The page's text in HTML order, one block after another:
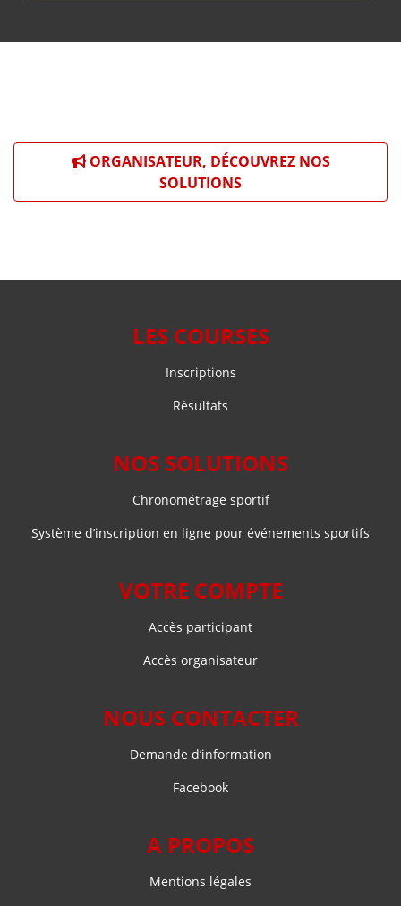
ORGANISATEUR, DÉCOUVREZ NOS
SOLUTIONS
LES COURSES
Inscriptions
Résultats
NOS SOLUTIONS
Chronométrage sportif
Système d’inscription en ligne pour événements sportifs
VOTRE COMPTE
Accès participant
Accès organisateur
NOUS CONTACTER
Demande d’information
Facebook
A PROPOS
Mentions légales